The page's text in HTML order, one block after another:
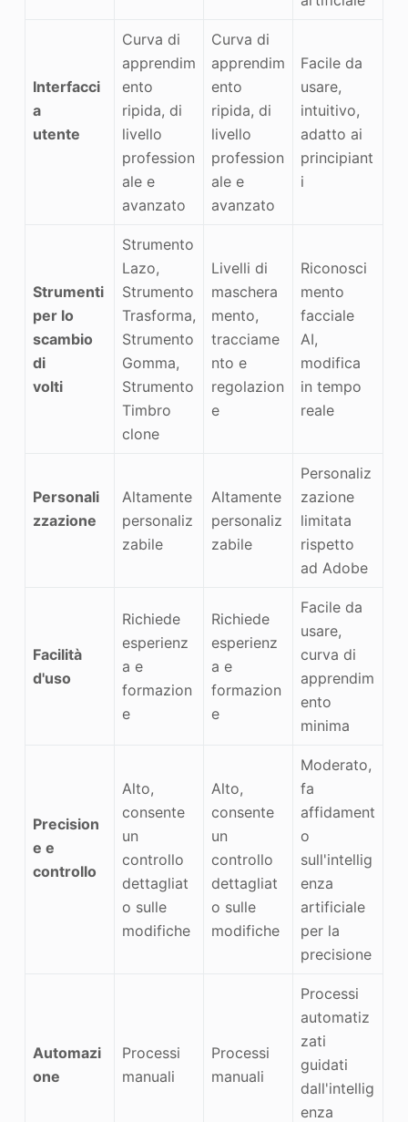
Interfacci
a
utente
Curva di
apprendim
ento
ripida, di
livello
profession
ale e
avanzato
Curva di
apprendim
ento
ripida, di
livello
profession
ale e
avanzato
Facile da
usare,
intuitivo,
adatto ai
principiant
i
Strumenti
per lo
scambio
di
volti
Strumento
Lazo,
Strumento
Trasforma,
Strumento
Gomma,
Strumento
Timbro
clone
Livelli di
maschera
mento,
tracciame
nto e
regolazion
e
Riconosci
mento
facciale
AI,
modifica
in tempo
reale
Personali
zzazione
Altamente
personaliz
zabile
Altamente
personaliz
zabile
Personaliz
zazione
limitata
rispetto
ad Adobe
Facilità
d'uso
Richiede
esperienz
a e
formazion
e
Richiede
esperienz
a e
formazion
e
Facile da
usare,
curva di
apprendim
ento
minima
Precision
e e
controllo
Alto,
consente
un
controllo
dettagliat
o sulle
modifiche
Alto,
consente
un
controllo
dettagliat
o sulle
modifiche
Moderato,
fa
affidament
o
sull'intellig
enza
artificiale
per la
precisione
Automazi
one
Processi
manuali
Processi
manuali
Processi
automatiz
zati
guidati
dall'intellig
enza